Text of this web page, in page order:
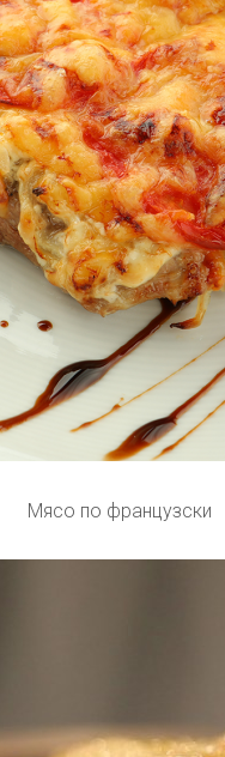
Мясо по французски